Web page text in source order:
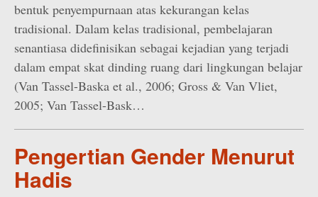
bentuk penyempurnaan atas kekurangan kelas
tradisional. Dalam kelas tradisional, pembelajaran
senantiasa didefinisikan sebagai kejadian yang terjadi
dalam empat skat dinding ruang dari lingkungan belajar
(Van Tassel-Baska et al., 2006; Gross & Van Vliet,
2005; Van Tassel-Bask…
Pengertian Gender Menurut
Hadis